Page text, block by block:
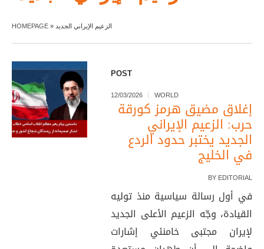
HOMEPAGE » الزعيم الإيراني الجديد
POST
12/03/2026 WORLD
إغلاق مضيق هرمز كورقة
حرب: الزعيم الإيراني
الجديد يختبر حدود الردع
في الخليج
BY EDITORIAL
في أول رسالة سياسية منذ توليه
القيادة، وجّه الزعيم الأعلى الجديد
لإيران مجتبى خامنئي إشارات